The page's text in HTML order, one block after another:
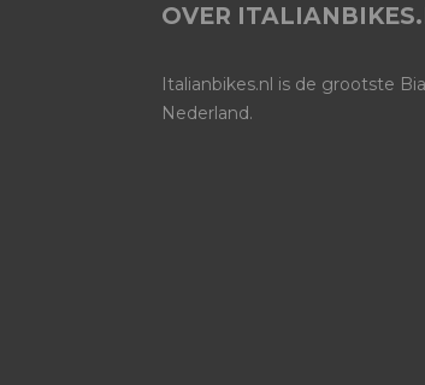
OVER
Italianbikes.nl is de grootste
Nederland.